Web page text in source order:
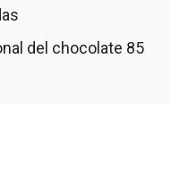
del chocolate 85